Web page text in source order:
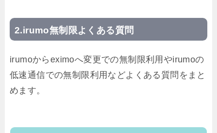
irumo無制限よくある質問
irumoからeximoへ変更での無制限利用やirumoの
低速通信での無制限利用などよくある質問をまと
めます。